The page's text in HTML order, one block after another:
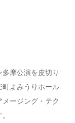
摩公演を皮切り
よみうりホール
ージング・テク